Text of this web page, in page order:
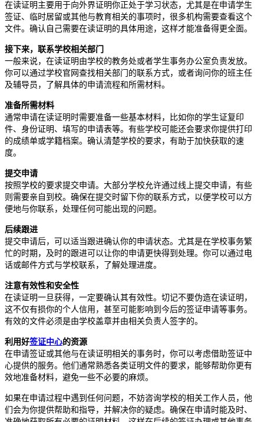
在读证明主要用于向外界证明你正处于学习状态，尤其是在申请学生
签证、临时居留或其他与教育相关的事项时，很多机构需要查看这个
文件。确认自己需要在读证明的具体用途，这样才能准备得更全面。
接下来，联系学校相关部门
一般来说，在读证明由学校的教务处或者学生事务办公室负责发放。
你可以通过学校官网查找相关部门的联系方式，或者询问你的班主任
及辅导员，了解具体的申请流程和所需材料。
准备所需材料
通常申请在读证明时需要准备一些基本材料，比如你的学生证复印
件、身份证明、填写的申请表等。有些学校可能还会要求你提供打印
的成绩单或学籍档案。确认清楚学校的要求，有助于加快获取的速
度。
提交申请
按照学校的要求提交申请。大部分学校允许通过线上提交申请，有些
则需要亲自到校。确保在提交时留下你的联系方式，以便学校可以方
便地与你联系，处理任何可能出现的问题。
后续跟进
提交申请后，可以适当跟进确认你的申请状态。尤其是在学校事务繁
忙的时期，及时的跟进可以让你的申请更快得到处理。你可以通过电
话或邮件方式与学校联系，了解处理进度。
注意有效性和安全性
在读证明一旦获得，一定要确认其有效性。切记不要伪造在读证明，
这不仅有损你的个人信用，甚至可能影响到今后的签证申请等事务。
有效的文件必须是由学校盖章并由相关负责人签字的。
利用好签证中心的资源
在申请签证或其他与在读证明相关的事务时，你可以考虑借助签证中
心提供的服务。他们通常熟悉各类证明文件的要求，能够帮助你更有
效地准备材料，避免一些不必要的麻烦。
如果在申请过程中遇到任何问题，不妨咨询学校的相关工作人员，他
们会为你提供帮助和指导，并解决你的疑虑。确保在申请时能及时、